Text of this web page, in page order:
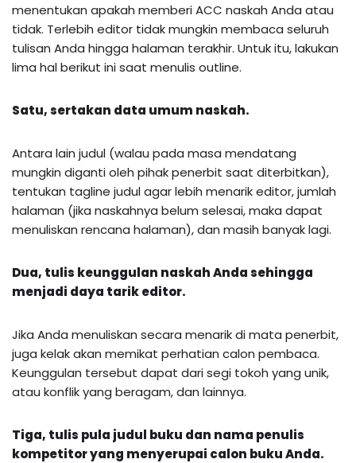
menentukan apakah memberi ACC naskah Anda atau
tidak. Terlebih editor tidak mungkin membaca seluruh
tulisan Anda hingga halaman terakhir. Untuk itu, lakukan
lima hal berikut ini saat menulis outline.
Satu, sertakan data umum naskah.
Antara lain judul (walau pada masa mendatang
mungkin diganti oleh pihak penerbit saat diterbitkan),
tentukan tagline judul agar lebih menarik editor, jumlah
halaman (jika naskahnya belum selesai, maka dapat
menuliskan rencana halaman), dan masih banyak lagi.
Dua, tulis keunggulan naskah Anda sehingga
menjadi daya tarik editor.
Jika Anda menuliskan secara menarik di mata penerbit,
juga kelak akan memikat perhatian calon pembaca.
Keunggulan tersebut dapat dari segi tokoh yang unik,
atau konflik yang beragam, dan lainnya.
Tiga, tulis pula judul buku dan nama penulis
kompetitor yang menyerupai calon buku Anda.